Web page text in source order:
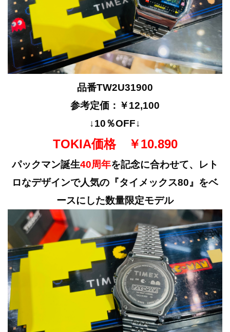
品番TW2U31900
参考定価：￥12,100
↓10％OFF↓
TOKIA価格 ￥10.890
パックマン誕生40周年を記念に合わせて、レト
ロなデザインで人気の『タイメックス80』をベ
ースにした数量限定モデル